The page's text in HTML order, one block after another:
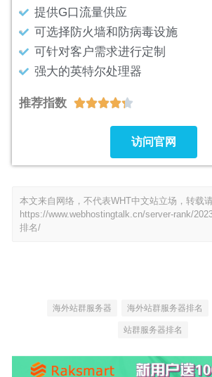
提供G口流量供应
可选择防火墙和防病毒设施
可针对客户需求进行定制
强大的英特尔处理器
推荐指数 
访问官网
本文来自网络，不代表WHT中文站立场，转载请
https://www.webhostingtalk.cn/server-rank/
排名/
海外站群服务器 海外站群服务器排名
站群服务器排名